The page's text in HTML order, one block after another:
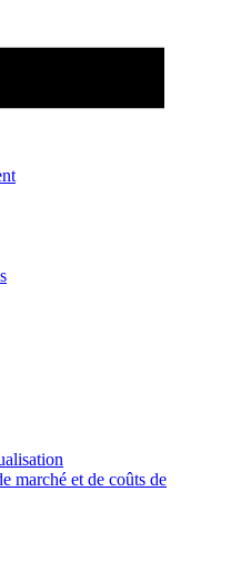
marché et de coûts de